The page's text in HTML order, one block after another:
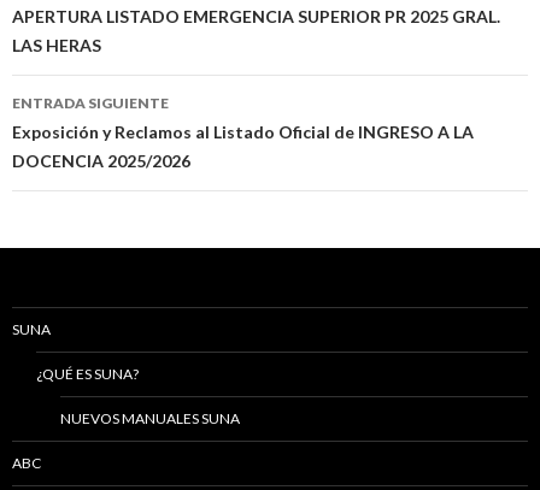
de
entradas
APERTURA LISTADO EMERGENCIA SUPERIOR PR 2025 GRAL.
LAS HERAS
ENTRADA SIGUIENTE
Exposición y Reclamos al Listado Oficial de INGRESO A LA
DOCENCIA 2025/2026
SUNA
¿QUÉ ES SUNA?
NUEVOS MANUALES SUNA
ABC